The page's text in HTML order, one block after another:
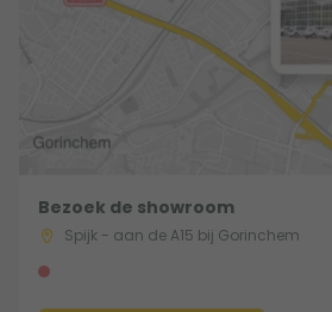
Bezoek de showroom
Spijk - aan de A15 bij Gorinchem